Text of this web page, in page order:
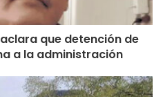
que detención de
a la administración